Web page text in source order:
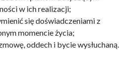
w ich realizacji;
się doświadczeniami z
momencie życia;
oddech i bycie wysłuchaną.